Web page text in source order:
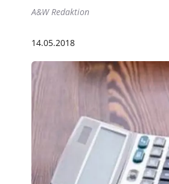
A&W Redaktion
14.05.2018